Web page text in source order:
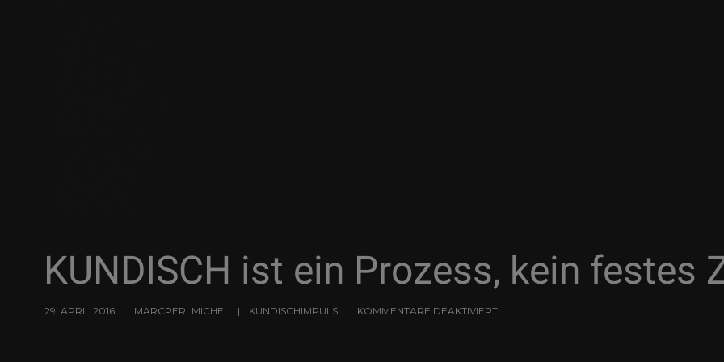
KUNDISCH ist ein Prozess, kein festes
29. APRIL 2016 MARCPERLMICHEL KUNDISCHIMPULS KOMMENTARE DEAKTIVIERT